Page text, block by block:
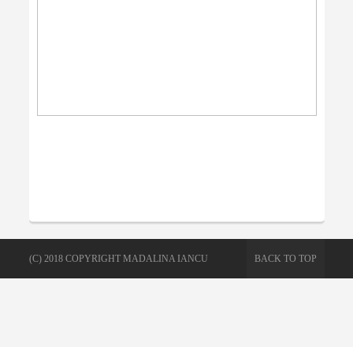
(C) 2018 COPYRIGHT MADALINA IANCU BACK TO TOP